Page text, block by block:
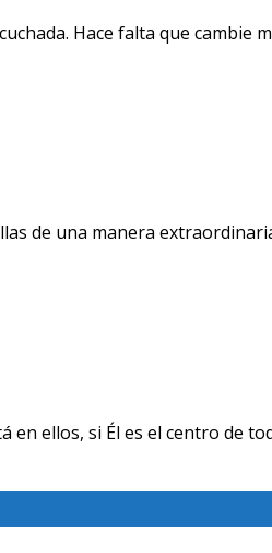
Hace falta que cambie
de una manera
ellos, si Él es el centro de